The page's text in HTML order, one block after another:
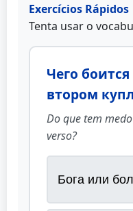
Exercícios Rápidos
Tenta usar o
Чего
втором
Do que tem
verso?
Бога или